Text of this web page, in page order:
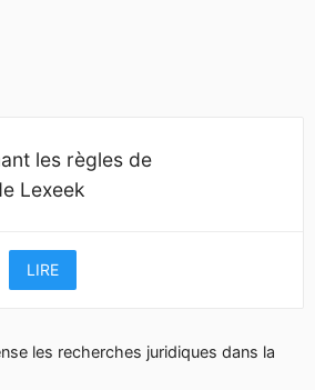
les règles de
Lexeek
LIRE
les recherches juridiques dans la